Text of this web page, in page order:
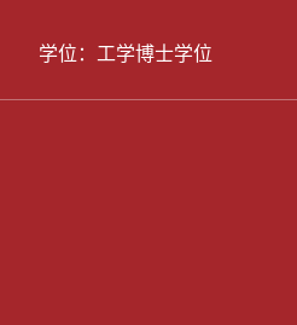
学位：工学博士学位